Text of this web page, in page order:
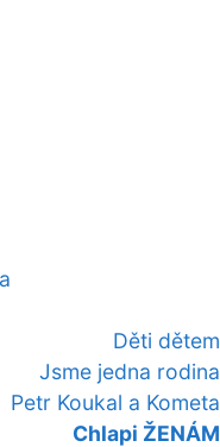
Děti dětem
Jsme jedna rodina
Petr Koukal a Kometa
Chlapi ŽENÁM